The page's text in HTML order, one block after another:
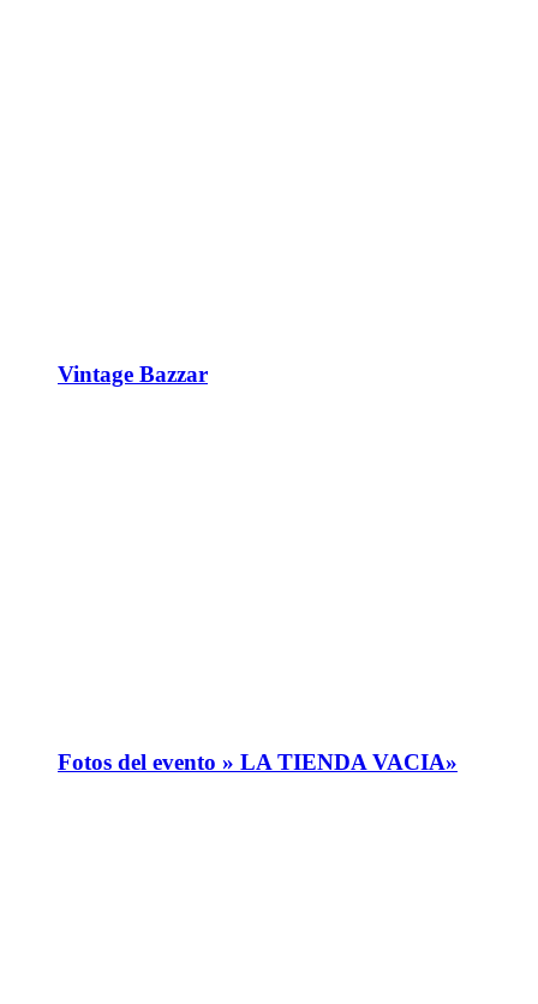
Vintage Bazzar
Fotos del evento » LA TIENDA VACIA»